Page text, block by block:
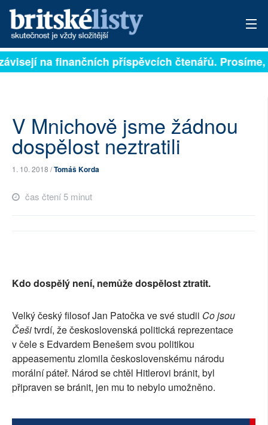
PŘIHLÁSIT
ARCHIV
ROZHOVORY
TÉMATA
NEJČTENĚJŠÍ ZA 7 DNÍ
SOCIÁLNÍ SÍTĚ
RUBRIKY
PLNÁ VERZE STRÁNEK
na finančních příspěvcích čtenářů. Prosíme,
V Mnichově jsme žádnou
dospělost neztratili
1. 10. 2018 /Tomáš Korda
čas čtení 5 minut
Kdo dospělý není, nemůže dospělost ztratit.
Velký český filosof Jan Patočka ve své studii Co jsou
Češitvrdí, že československá politická reprezentace
v čele s Edvardem Benešem svou politikou
appeasementu zlomila československému národu
morální páteř. Národ se chtěl Hitlerovi bránit, byl
připraven se bránit, jen mu to nebylo umožněno.